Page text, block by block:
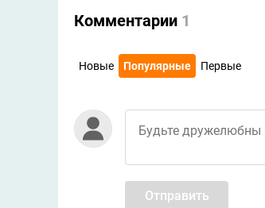
Комментарии 1
Новые Популярные Первые
Отправить